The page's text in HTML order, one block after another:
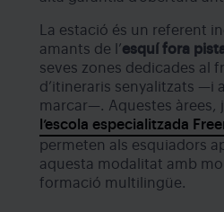
La estació és un referent
amants de l’esquí fora
seves zones dedicades al
d’itineraris senyalitzats —i
marcar—. Aquestes àrees,
l’escola especialitzada
permeten als esquiadors
aquesta modalitat amb
formació multilingüe.